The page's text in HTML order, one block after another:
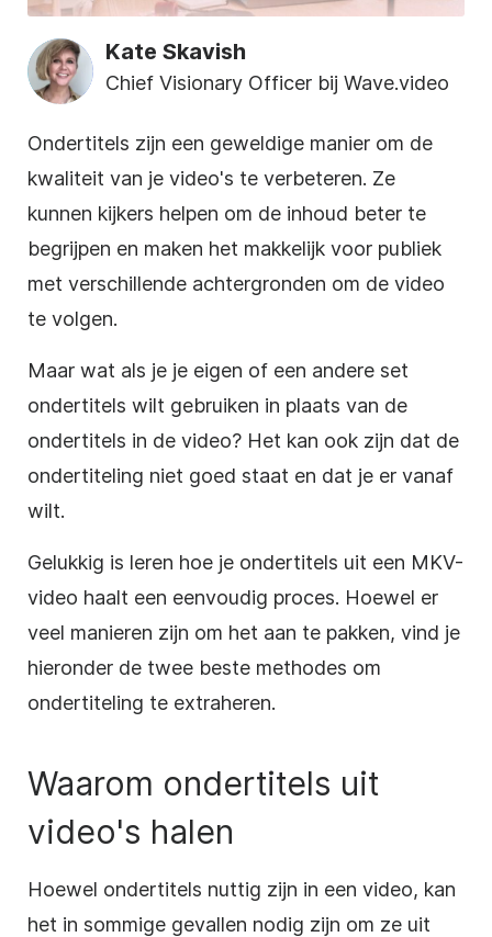
Kate Skavish
Chief Visionary Officer bij Wave.video
Ondertitels zijn een geweldige manier om de
kwaliteit van je video's te verbeteren. Ze
kunnen kijkers helpen om de inhoud beter te
begrijpen en maken het makkelijk voor publiek
met verschillende achtergronden om de video
te volgen.
Maar wat als je je eigen of een andere set
ondertitels wilt gebruiken in plaats van de
ondertitels in de video? Het kan ook zijn dat de
ondertiteling niet goed staat en dat je er vanaf
wilt.
Gelukkig is leren hoe je ondertitels uit een MKV-
video haalt een eenvoudig proces. Hoewel er
veel manieren zijn om het aan te pakken, vind je
hieronder de twee beste methodes om
ondertiteling te extraheren.
Waarom ondertitels uit
video's halen
Hoewel ondertitels nuttig zijn in een video, kan
het in sommige gevallen nodig zijn om ze uit